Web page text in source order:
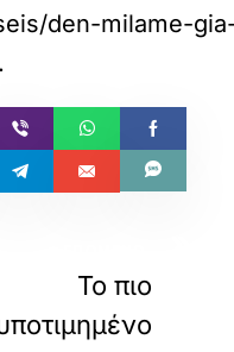
den-milame-
.
Το πιο